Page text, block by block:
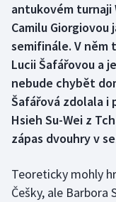
Box
Curling
Dostihy
Florbal
Futsal
Golf
antukovém turnaji
Camilu Giorgiovou
semifinále. V něm
Lucii Šafářovou a
nebude chybět
Šafářová zdolala i
Hsieh Su-Wei z
zápas dvouhry v
Teoreticky mohly
Češky, ale Barbora